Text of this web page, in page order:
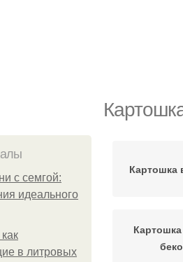
с семгой:
идеального
в литровых
Картошка